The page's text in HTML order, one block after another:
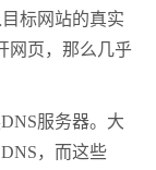
标网站的真实
网页，那么几乎
服务器。大
，而这些